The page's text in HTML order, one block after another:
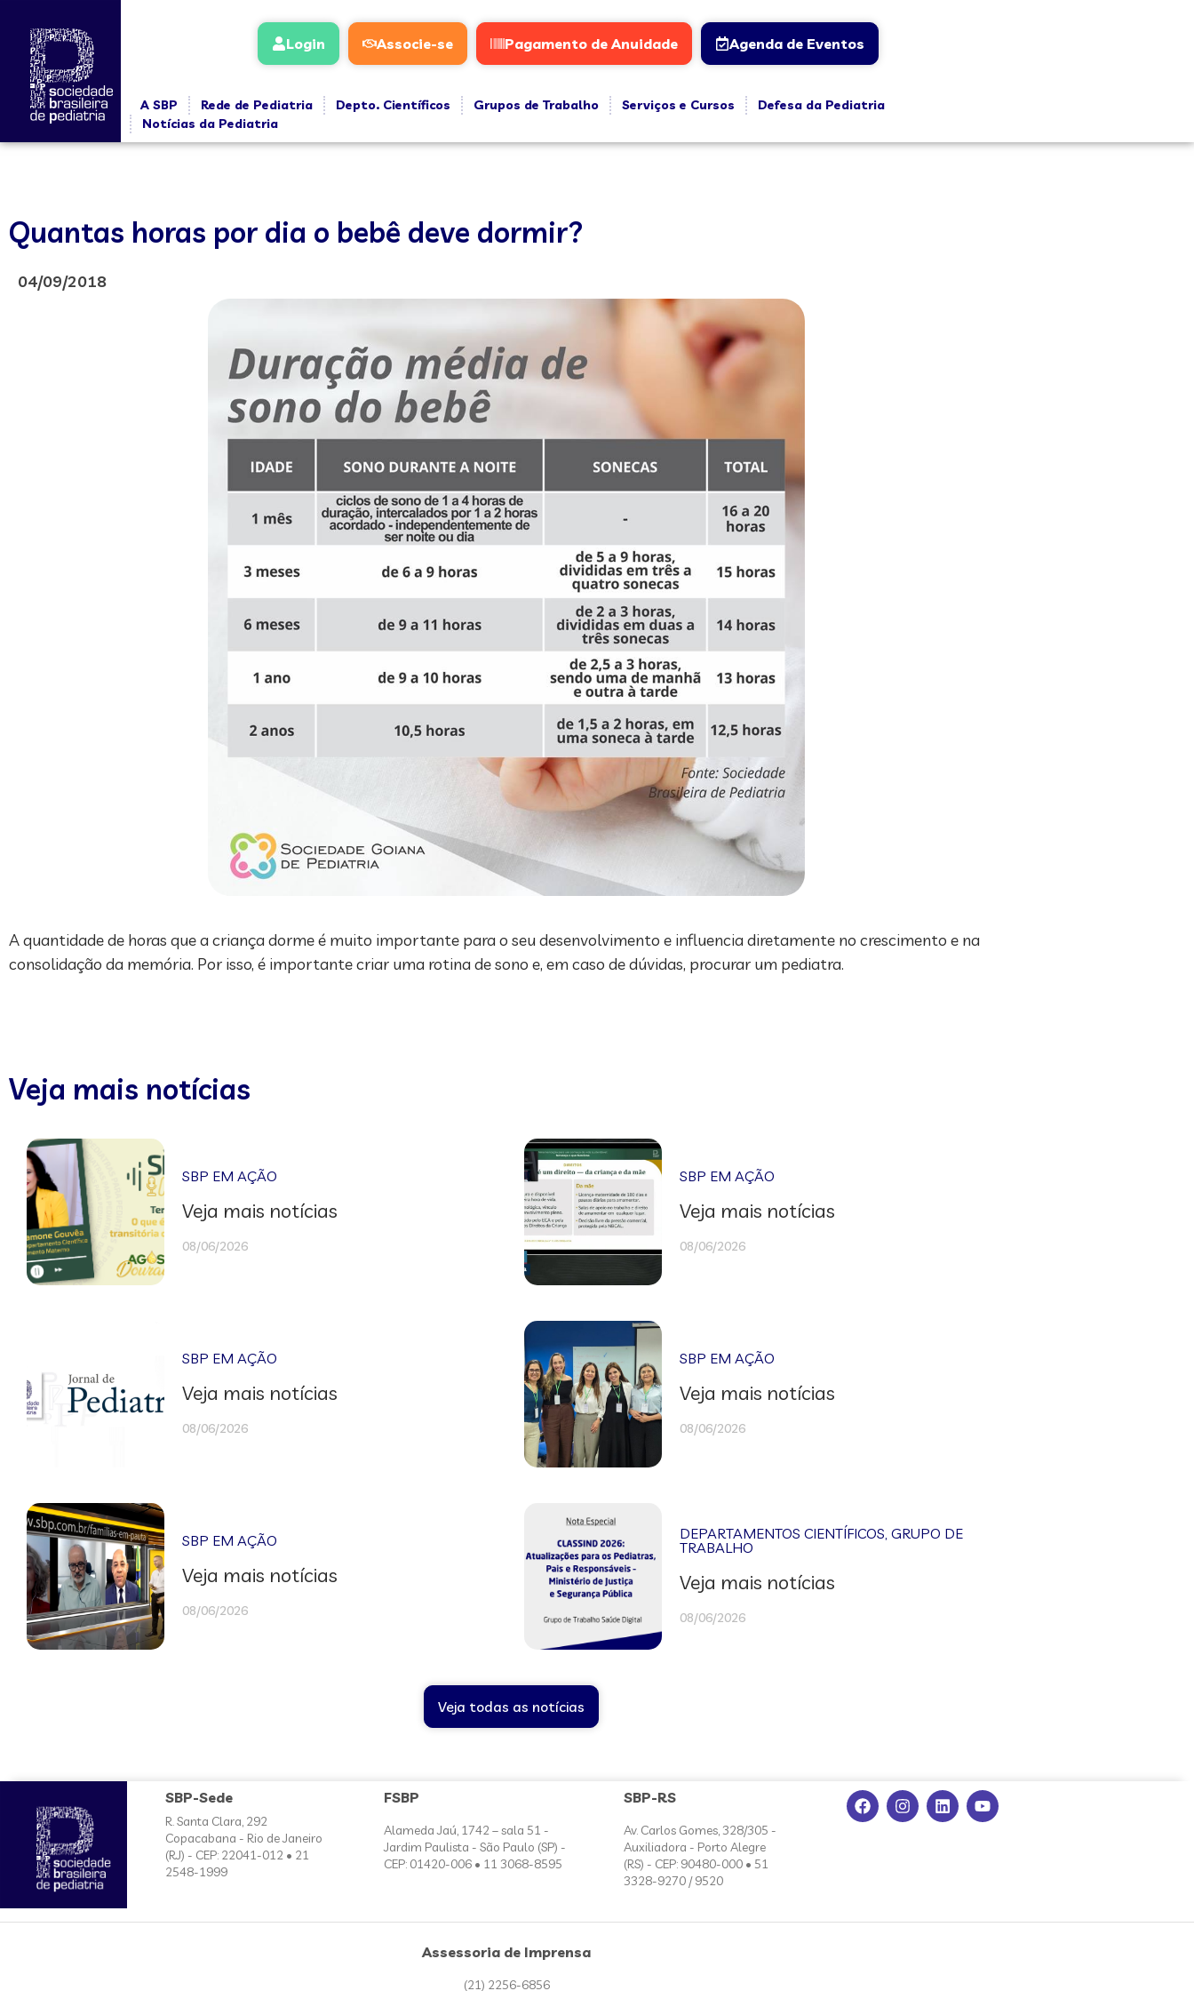
Login Associe-se Pagamento de Anuidade Agenda de Eventos
A SBP Rede de Pediatria Depto. Científicos Grupos de Trabalho Serviços e Cursos
Defesa da Pediatria
Notícias da Pediatria
Quantas horas por dia o bebê deve dormir?
04/09/2018
A quantidade de horas que a criança dorme é muito importante para o seu desenvolvimento e influencia diretamente no crescimento e na
consolidação da memória. Por isso, é importante criar uma rotina de sono e, em caso de dúvidas, procurar um pediatra.
Veja mais notícias
SBP EM AÇÃO
Veja mais notícias
08/06/2026
SBP EM AÇÃO
Veja mais notícias
08/06/2026
SBP EM AÇÃO
Veja mais notícias
08/06/2026
SBP EM AÇÃO
Veja mais notícias
08/06/2026
SBP EM AÇÃO
Veja mais notícias
08/06/2026
DEPARTAMENTOS CIENTÍFICOS,GRUPO DE
TRABALHO
Veja mais notícias
08/06/2026
Veja todas as notícias
SBP-Sede
R. Santa Clara, 292
Copacabana - Rio de Janeiro
(RJ) - CEP: 22041-012 • 21
2548-1999
FSBP
Alameda Jaú, 1742 – sala 51 -
Jardim Paulista - São Paulo (SP) -
CEP: 01420-006 • 11 3068-8595
SBP-RS
Av. Carlos Gomes, 328/305 -
Auxiliadora - Porto Alegre
(RS) - CEP: 90480-000 • 51
3328-9270 / 9520
Assessoria de Imprensa
(21) 2256-6856